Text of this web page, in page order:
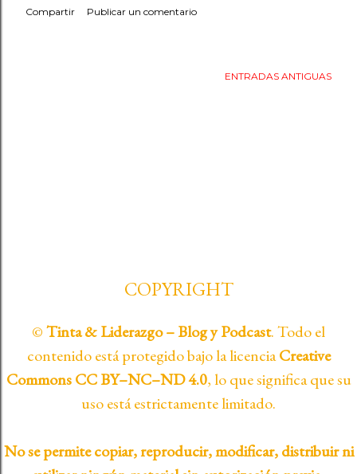
Compartir Publicar un comentario
ENTRADAS ANTIGUAS
COPYRIGHT
©Tinta & Liderazgo – Blog y Podcast. Todo el
contenido está protegido bajo la licenciaCreative
Commons CC BY–NC–ND 4.0, lo que significa que su
uso está estrictamente limitado.
No se permite copiar, reproducir, modificar, distribuir ni